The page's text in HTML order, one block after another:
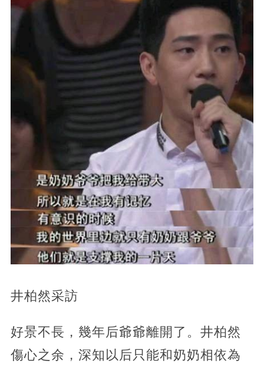
井柏然采訪
好景不長，幾年后爺爺離開了。井柏然
傷心之余，深知以后只能和奶奶相依為